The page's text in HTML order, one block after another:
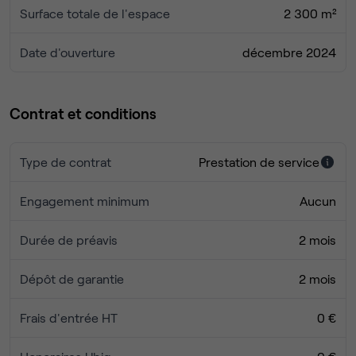
Surface totale de l'espace 2 300 m²
Date d'ouverture décembre 2024
Contrat et conditions
Type de contrat Prestation de service
Engagement minimum Aucun
Durée de préavis 2 mois
Dépôt de garantie 2 mois
Frais d'entrée HT 0 €